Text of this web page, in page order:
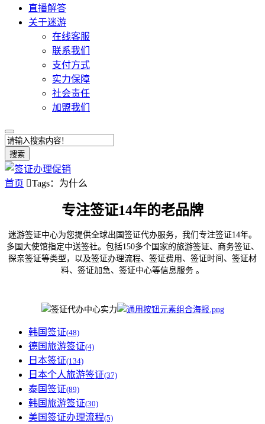
直播解答
关于迷游
在线客服
联系我们
支付方式
实力保障
社会责任
加盟我们
搜索
首页 Tags：为什么
专注签证14年的老品牌
迷游签证中心为您提供全球出国签证代办服务，我们专注签证14年。
多国大使馆指定中送签社。包括150多个国家的旅游签证、商务签证、
探亲签证等类型，以及签证办理流程、签证费用、签证时间、签证材
料、签证加急、签证中心等信息服务 。
韩国签证(48)
德国旅游签证(4)
日本签证(134)
日本个人旅游签证(37)
泰国签证(89)
韩国旅游签证(30)
美国签证办理流程(5)